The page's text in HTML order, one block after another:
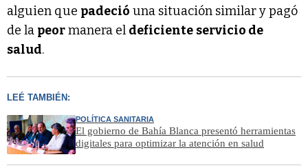
alguien que padeció una situación similar y pagó
de la peormanera el deficiente servicio de
salud.
LEÉ TAMBIÉN:
POLÍTICA SANITARIA
El gobierno de Bahía Blanca presentó herramientas
digitales para optimizar la atención en salud